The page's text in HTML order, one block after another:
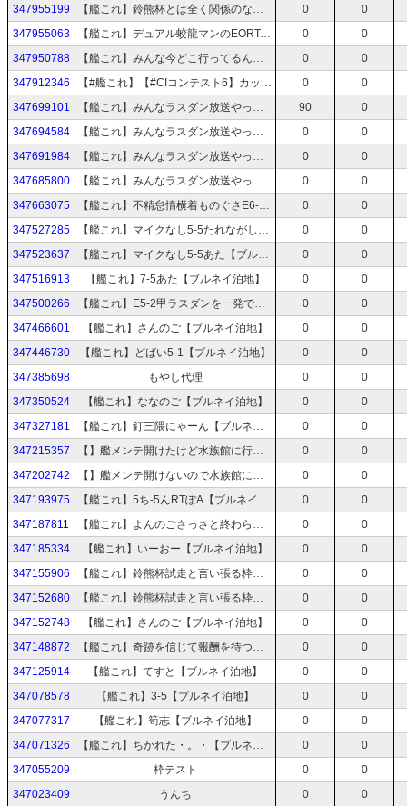
347955199
【艦これ】鈴熊杯とは全く関係のない第五海域あた[スラム組]【ブルネイ泊地】 0
0
347955063
【艦これ】デュアル蛟龍マンのEORTA【鈴熊杯】 0
0
347950788
【艦これ】みんな今どこ行ってるん？【ブルネイ泊地】 0
0
347912346
【#艦これ】【#CIコンテスト6】カットインコンテスト6：イミテーション【#KanColle】【本走】 0
0
347699101
【艦これ】みんなラスダン放送やってるし俺やんなくてもよくね？4【ブルネイ泊地】 90
0
347694584
【艦これ】みんなラスダン放送やってるし俺やんなくてもよくね？3【ブルネイ泊地】 0
0
347691984
【艦これ】みんなラスダン放送やってるし俺やんなくてもよくね？2【ブルネイ泊地】 0
0
347685800
【艦これ】みんなラスダン放送やってるし俺やんなくてもよくね？【ブルネイ泊地】 0
0
347663075
【艦これ】不精怠惰横着ものぐさE6-3ラスダン【ブルネイ泊地】 0
0
347527285
【艦これ】マイクなし5-5たれながし【ブルネイ泊地】 0
0
347523637
【艦これ】マイクなし5-5あた【ブルネイ泊地】 0
0
347516913
【艦これ】7-5あた【ブルネイ泊地】 0
0
347500266
【艦これ】E5-2甲ラスダンを一発でクリアして星貝最強を証明する放送【ブルネイ泊地】 0
0
347466601
【艦これ】さんのご【ブルネイ泊地】 0
0
347446730
【艦これ】どばい5-1【ブルネイ泊地】 0
0
347385698
もやし代理 0
0
347350524
【艦これ】ななのご【ブルネイ泊地】 0
0
347327181
【艦これ】釘三隈にゃーん【ブルネイ泊地】 0
0
347215357
【】艦メンテ開けたけど水族館に行く【】 0
0
347202742
【】艦メンテ開けないので水族館に行く【】 0
0
347193975
【艦これ】5ち-5んRTぽA【ブルネイ泊地】 0
0
347187811
【艦これ】よんのごさっさと終わらせて大魔神へ流れる枠【ブルネイ泊地】 0
0
347185334
【艦これ】いーおー【ブルネイ泊地】 0
0
347155906
【艦これ】鈴熊杯試走と言い張る枠【ブルネイ泊地】 0
0
347152680
【艦これ】鈴熊杯試走と言い張る枠【ブルネイ泊地】 0
0
347152748
【艦これ】さんのご【ブルネイ泊地】 0
0
347148872
【艦これ】奇跡を信じて報酬を待つ。あと戦果確認【ブルネイ泊地】 0
0
347125914
【艦これ】てすと【ブルネイ泊地】 0
0
347078578
【艦これ】3-5【ブルネイ泊地】 0
0
347077317
【艦これ】筍志【ブルネイ泊地】 0
0
347071326
【艦これ】ちかれた・。・【ブルネイ泊地】 0
0
347055209
枠テスト 0
0
347023409
うんち 0 0